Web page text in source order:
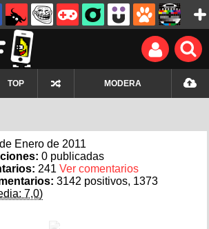
TOP MODERA
Enero de 2011
0 publicadas
241 Ver comentarios
3142 positivos, 1373
7,0)